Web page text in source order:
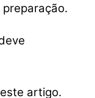
artigo.